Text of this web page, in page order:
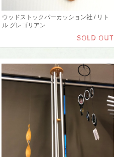
ウッドストックパーカッション社 / リト
ル グレゴリアン
SOLD OUT